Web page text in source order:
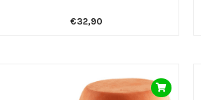
€32,90